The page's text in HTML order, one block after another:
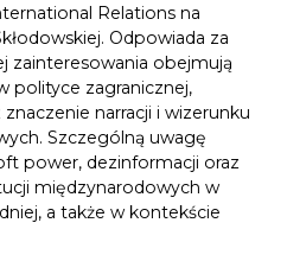
Relations na
Odpowiada za
zainteresowania obejmują
polityce zagranicznej,
narracji i wizerunku
Szczególną uwagę
power, dezinformacji oraz
międzynarodowych w
a także w kontekście